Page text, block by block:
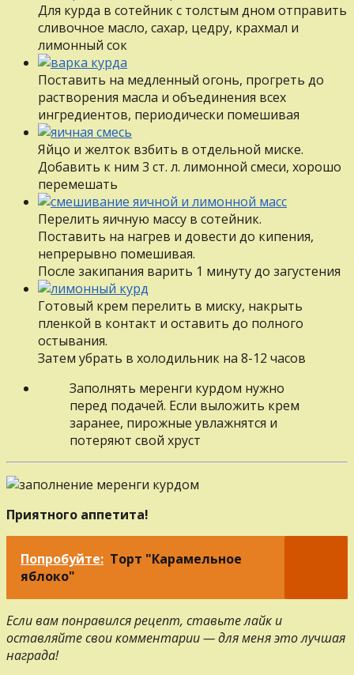
Для курда в сотейник с толстым дном отправить
сливочное масло, сахар, цедру, крахмал и
лимонный сок
Поставить на медленный огонь, прогреть до
растворения масла и объединения всех
ингредиентов, периодически помешивая
Яйцо и желток взбить в отдельной миске.
Добавить к ним 3 ст. л. лимонной смеси, хорошо
перемешать
Перелить яичную массу в сотейник.
Поставить на нагрев и довести до кипения,
непрерывно помешивая.
После закипания варить 1 минуту до загустения
Готовый крем перелить в миску, накрыть
пленкой в контакт и оставить до полного
остывания.
Затем убрать в холодильник на 8-12 часов
Заполнять меренги курдом нужно
перед подачей. Если выложить крем
заранее, пирожные увлажнятся и
потеряют свой хруст
Приятного аппетита!
Попробуйте: Торт "Карамельное
яблоко"
Если вам понравился рецепт, ставьте лайк и
оставляйте свои комментарии — для меня это лучшая
награда!